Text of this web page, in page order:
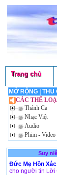
Trang chủ
MỞ RỘNG| THU
CÁC THỂ
Thánh Ca
Nhạc Việt
Audio
Phim - Video
Suy
Đức Mẹ Hồn
cho người tin Lời